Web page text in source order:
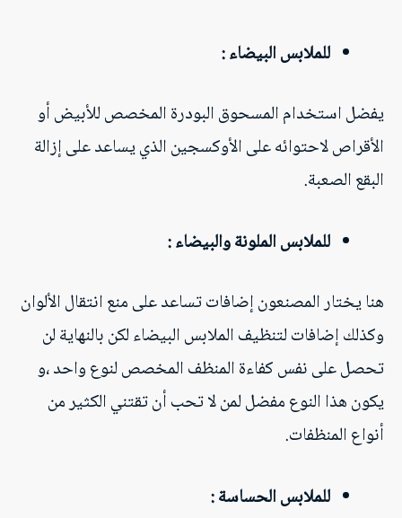
للملابس البيضاء :
يفضل استخدام المسحوق البودرة المخصص للأبيض أو
الأقراص لاحتوائه على الأوكسجين الذي يساعد على إزالة
البقع الصعبة.
للملابس الملونة والبيضاء :
هنا يختار المصنعون إضافات تساعد على منع انتقال الألوان
وكذلك إضافات لتنظيف الملابس البيضاء لكن بالنهاية لن
تحصل على نفس كفاءة المنظف المخصص لنوع واحد ،و
يكون هذا النوع مفضل لمن لا تحب أن تقتني الكثير من
أنواع المنظفات.
للملابس الحساسة :